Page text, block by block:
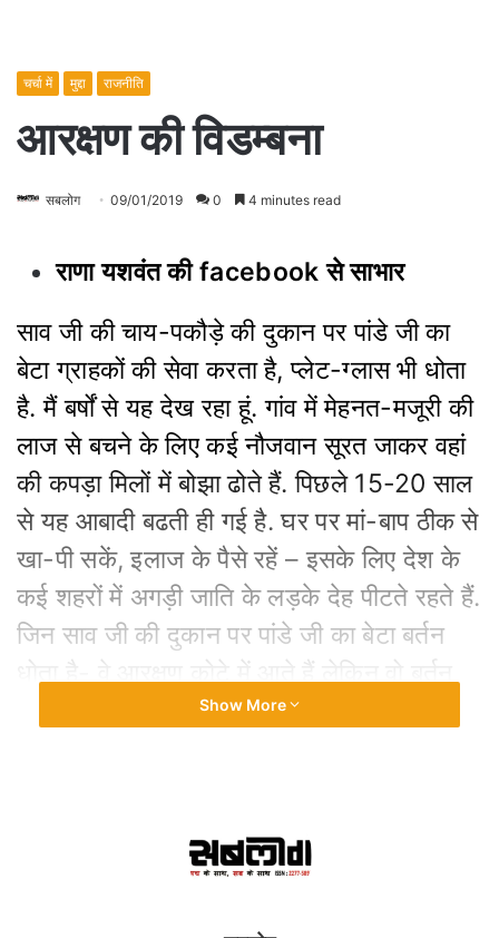
चर्चा में मुद्दा राजनीति
आरक्षण की विडम्बना
सबलोग 09/01/2019 0 4 minutes read
राणा यशवंत की facebook से साभार
साव जी की चाय-पकौड़े की दुकान पर पांडे जी का
बेटा ग्राहकों की सेवा करता है, प्लेट-ग्लास भी धोता
है. मैं बर्षों से यह देख रहा हूं. गांव में मेहनत-मजूरी की
लाज से बचने के लिए कई नौजवान सूरत जाकर वहां
की कपड़ा मिलों में बोझा ढोते हैं. पिछले 15-20 साल
से यह आबादी बढती ही गई है. घर पर मां-बाप ठीक से
खा-पी सकें, इलाज के पैसे रहें – इसके लिए देश के
कई शहरों में अगड़ी जाति के लड़के देह पीटते रहते हैं.
जिन साव जी की दुकान पर पांडे जी का बेटा बर्तन
साफ करनेवाला नहीं. यही विडंबना है आरक्षण की.
Show More